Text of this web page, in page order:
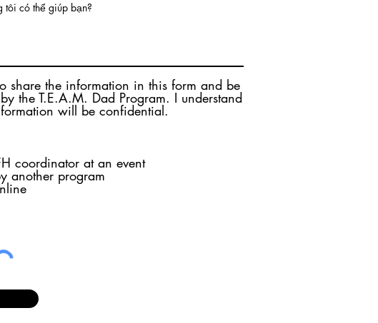
tôi có thể giúp bạn?
share the information in this form and be
the T.E.A.M. Dad Program. I understand
will be confidential.
coordinator at an event
another program